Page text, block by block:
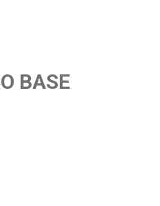
BASE